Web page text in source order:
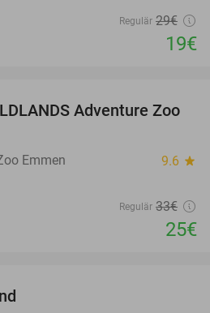
Regulär 29€
19€
24%
Adventure Zoo
Emmen 9.6 star
Regulär 33€
25€